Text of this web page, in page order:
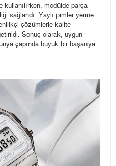
kullanılırken, modülde parça
sağlandı. Yaylı pimler yerine
çözümlerle kalite
Sonuç olarak, uygun
çapında büyük bir başarıya